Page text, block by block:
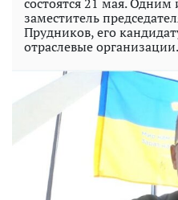
заместитель
Прудников, его
отраслевые организации.